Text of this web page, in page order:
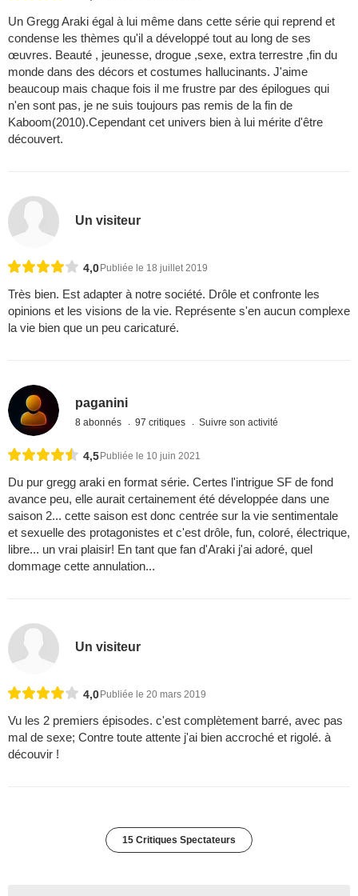
Un Gregg Araki égal à lui même dans cette série qui reprend et
condense les thèmes qu'il a développé tout au long de ses
œuvres. Beauté , jeunesse, drogue ,sexe, extra terrestre ,fin du
monde dans des décors et costumes hallucinants. J'aime
beaucoup mais chaque fois il me frustre par des épilogues qui
n'en sont pas, je ne suis toujours pas remis de la fin de
Kaboom(2010).Cependant cet univers bien à lui mérite d'être
découvert.
Un visiteur
4,0Publiée le 18 juillet 2019
Très bien. Est adapter à notre société. Drôle et confronte les
opinions et les visions de la vie. Représente s'en aucun complexe
la vie bien que un peu caricaturé.
paganini
8 abonnés 97 critiques Suivre son activité
4,5Publiée le 10 juin 2021
Du pur gregg araki en format série. Certes l'intrigue SF de fond
avance peu, elle aurait certainement été développée dans une
saison 2... cette saison est donc centrée sur la vie sentimentale
et sexuelle des protagonistes et c'est drôle, fun, coloré, électrique,
libre... un vrai plaisir! En tant que fan d'Araki j'ai adoré, quel
dommage cette annulation...
Un visiteur
4,0 Publiée le 20 mars 2019
Vu les 2 premiers épisodes. c'est complètement barré, avec pas
mal de sexe; Contre toute attente j'ai bien accroché et rigolé. à
découvir !
15 Critiques Spectateurs